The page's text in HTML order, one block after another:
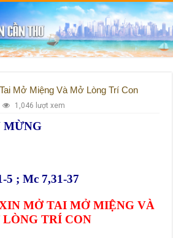
Mở Miệng Và Mở Lòng Trí Con
1,046 lượt xem
MỪNG
5 ; Mc 7,31-37
MỞ TAI MỞ MIỆNG VÀ
LÒNG TRÍ CON